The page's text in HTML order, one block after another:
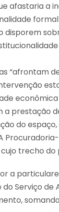
afastaria a
disporem
“afrontam
prestação
do
trecho
a
Serviço